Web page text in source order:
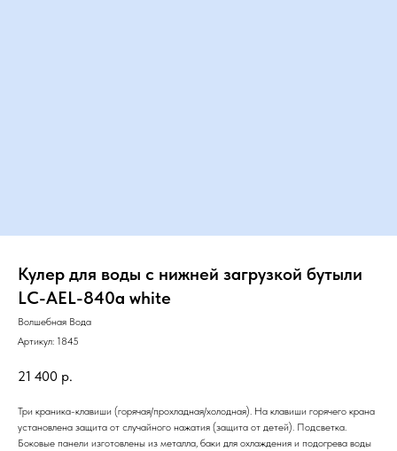
Кулер для воды с нижней загрузкой бутыли
LC-AEL-840a white
Волшебная Вода
Артикул: 1845
21 400 р.
Три краника-клавиши (горячая/прохладная/холодная). На клавиши горячего крана
установлена защита от случайного нажатия (защита от детей). Подсветка.
Боковые панели изготовлены из металла, баки для охлаждения и подогрева воды